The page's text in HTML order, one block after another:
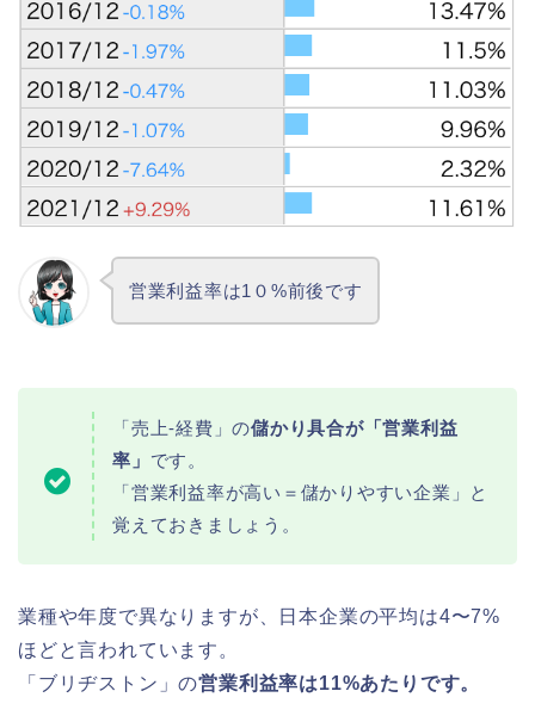
営業利益率は1０%前後です
「売上-経費」の儲かり具合が「営業利益
率」 です。
「営業利益率が高い＝儲かりやすい企業」と
覚えておきましょう。
業種や年度で異なりますが、日本企業の平均は4〜7%
ほどと言われています。
「ブリヂストン」の営業利益率は11%あたりです。